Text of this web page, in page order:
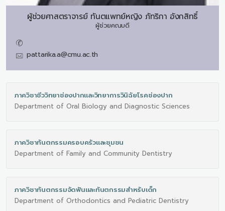
ผู้ช่วยศาสตราจารย์ ทันตแพทย์หญิง ภัทริกา อังกสิทธิ์
ผู้ช่วยคณบดี
pattarika.a@cmu.ac.th
ภาควิชาชีววิทยาช่องปากและวิทยาการวินิฉัยโรคช่องปาก
Department of Oral Biology and Diagnostic Sciences
ภาควิชาทันตกรรมครอบครัวและชุมชน
Department of Family and Community Dentistry
ภาควิชาทันตกรรมจัดฟันและทันตกรรมสำหรับเด็ก
Department of Orthodontics and Pediatric Dentistry